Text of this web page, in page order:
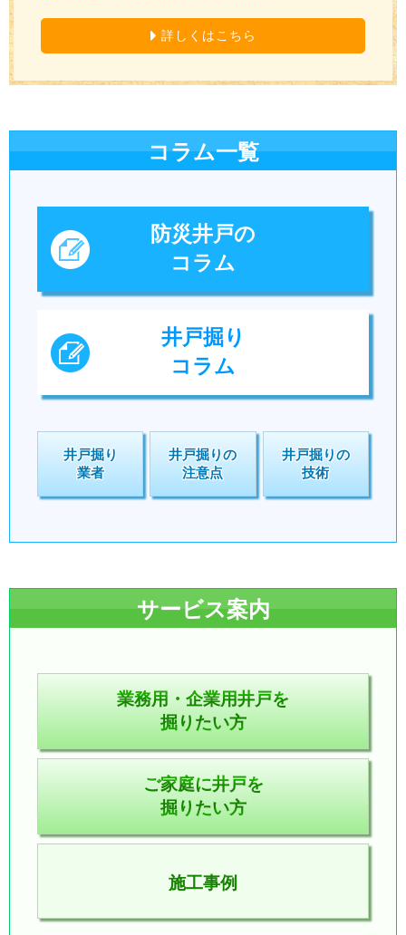
詳しくはこちら
コラム一覧
防災井戸の
コラム
井戸掘り
コラム
井戸掘り
業者
井戸掘りの
注意点
井戸掘りの
技術
サービス案内
業務用・企業用井戸を
掘りたい方
ご家庭に井戸を
掘りたい方
施工事例